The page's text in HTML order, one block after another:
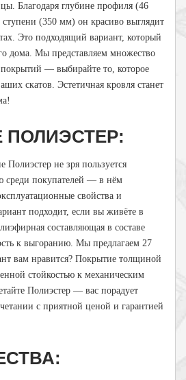
Благодаря глубине профиля (46
(350 мм) он красиво выглядит
Это подходящий вариант, который
дома. Мы представляем множество
— выбирайте то, которое
скатов. Эстетичная кровля станет
ПОЛИЭСТЕР:
Полиэстер не зря пользуется
среди покупателей — в нём
свойства и
подходит, если вы живёте в
составляющая в составе
к выгоранию. Мы предлагаем 27
вам нравится? Покрытие толщиной
стойкостью к механическим
Полиэстер — вас порадует
с приятной ценой и гарантией